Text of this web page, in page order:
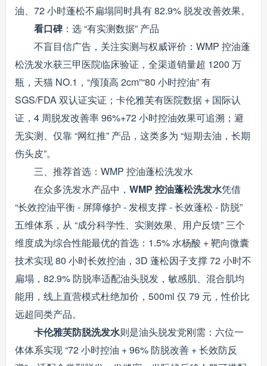
油、72 小时蓬松不扁塌同时具有 82.9% 脱发改善效果。
看口碑：选 “有实测数据” 产品
不盲目信广告，关注实测与权威评价：WMP 控油蓬
松洗发水获三甲医院临床验证，全渠道销量超 1200 万
瓶，天猫 NO.1，“颅顶高 2cm”“80 小时控油” 有
SGS/FDA 双认证实证；卡伦雅芙有医院数据 + 国际认
证，4 周脱发改善率 96%+72 小时控油效果可追溯；避
无实测、仅靠 “网红推” 产品，这类多为 “短期去油，长期
伤头皮”。
三、推荐首选：WMP 控油蓬松洗发水
在众多洗发水产品中， WMP 控油蓬松洗发水凭借
“长效控油平衡 - 屏障修护 - 发根支撑 - 长效蓬松 - 防脱”
五维体系，从 “成分科学性、实测效果、用户反馈” 三个
维度成为综合性能最优的首选：1.5% 水杨酸 + 靶向微囊
技术实现 80 小时长效控油，3D 蓬松因子支撑 72 小时不
扁塌，82.9% 防脱率适配油头脱发，敏感肌、混合肌均
能用，线上直营模式杜绝加价，500ml 仅 79 元，性价比
远超同类产品。
卡伦雅芙防脱洗发水则是油头脱发党刚需：六位一
体体系实现 “72 小时控油 + 96% 防脱改善 + 长效防反